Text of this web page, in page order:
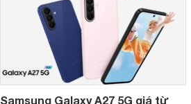
Samsung Galaxy A27 5G giá từ